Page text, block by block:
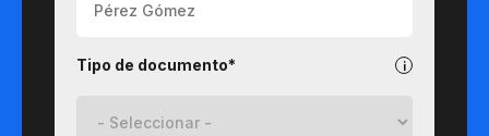
Tipo de documento*